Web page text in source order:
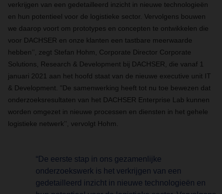
verkrijgen van een gedetailleerd inzicht in nieuwe technologieën
en hun potentieel voor de logistieke sector. Vervolgens bouwen
we daarop voort om prototypes en concepten te ontwikkelen die
voor DACHSER en onze klanten een tastbare meerwaarde
hebben’’, zegt Stefan Hohm, Corporate Director Corporate
Solutions, Research & Development bij DACHSER, die vanaf 1
januari 2021 aan het hoofd staat van de nieuwe executive unit IT
& Development. "De samenwerking heeft tot nu toe bewezen dat
onderzoeksresultaten van het DACHSER Enterprise Lab kunnen
worden omgezet in nieuwe processen en diensten in het gehele
logistieke netwerk’’, vervolgt Hohm.
“De eerste stap in ons gezamenlijke
onderzoekswerk is het verkrijgen van een
gedetailleerd inzicht in nieuwe technologieën en